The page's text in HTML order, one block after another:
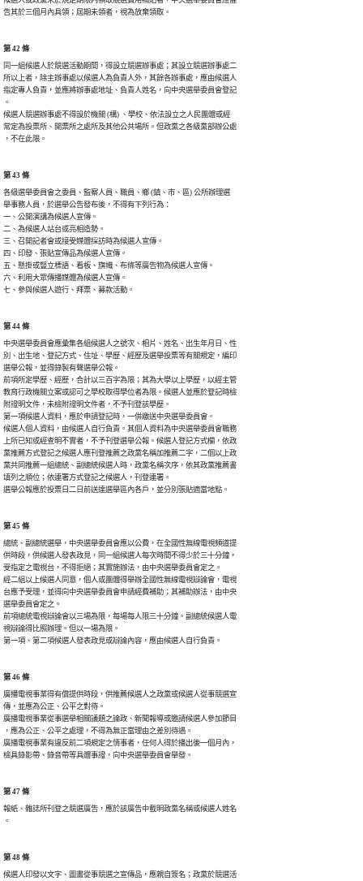
告其於三個月內具領；屆期未領者，視為放棄領取。
第 42 條
同一組候選人於競選活動期間，得設立競選辦事處；其設立競選辦事處二
所以上者，除主辦事處以候選人為負責人外，其餘各辦事處，應由候選人
指定專人負責，並應將辦事處地址、負責人姓名，向中央選舉委員會登記
。
候選人競選辦事處不得設於機關 (構) 、學校、依法設立之人民團體或經
常定為投票所、開票所之處所及其他公共場所。但政黨之各級黨部辦公處
，不在此限。
第 43 條
各級選舉委員會之委員、監察人員、職員、鄉 (鎮、市、區) 公所辦理選
舉事務人員，於選舉公告發布後，不得有下列行為：
一、公開演講為候選人宣傳。
二、為候選人站台或亮相造勢。
三、召開記者會或接受媒體採訪時為候選人宣傳。
四、印發、張貼宣傳品為候選人宣傳。
五、懸掛或豎立標語、看板、旗幟、布條等廣告物為候選人宣傳。
六、利用大眾傳播媒體為候選人宣傳。
七、參與候選人遊行、拜票、募款活動。
第 44 條
中央選舉委員會應彙集各組候選人之號次、相片、姓名、出生年月日、性
別、出生地、登記方式、住址、學歷、經歷及選舉投票等有關規定，編印
選舉公報，並得錄製有聲選舉公報。
前項所定學歷、經歷，合計以三百字為限；其為大學以上學歷，以經主管
教育行政機關立案或認可之學校取得學位者為限。候選人並應於登記時檢
附證明文件，未檢附證明文件者，不予刊登該學歷。
第一項候選人資料，應於申請登記時，一併繳送中央選舉委員會。
候選人個人資料，由候選人自行負責。其個人資料為中央選舉委員會職務
上所已知或經查明不實者，不予刊登選舉公報。候選人登記方式欄，依政
黨推薦方式登記之候選人應刊登推薦之政黨名稱加推薦二字，二個以上政
黨共同推薦一組總統、副總統候選人時，政黨名稱次序，依其政黨推薦書
填列之順位；依連署方式登記之候選人，刊登連署。
選舉公報應於投票日二日前送達選舉區內各戶，並分別張貼適當地點。
第 45 條
總統、副總統選舉，中央選舉委員會應以公費，在全國性無線電視頻道提
供時段，供候選人發表政見，同一組候選人每次時間不得少於三十分鐘，
受指定之電視台，不得拒絕；其實施辦法，由中央選舉委員會定之。
經二組以上候選人同意，個人或團體得舉辦全國性無線電視辯論會，電視
台應予受理，並得向中央選舉委員會申請經費補助；其補助辦法，由中央
選舉委員會定之。
前項總統電視辯論會以三場為限，每場每人限三十分鐘。副總統候選人電
視辯論得比照辦理。但以一場為限。
第一項、第二項候選人發表政見或辯論內容，應由候選人自行負責。
第 46 條
廣播電視事業得有償提供時段，供推薦候選人之政黨或候選人從事競選宣
傳，並應為公正、公平之對待。
廣播電視事業從事選舉相關議題之論政、新聞報導或邀請候選人參加節目
，應為公正、公平之處理，不得為無正當理由之差別待遇。
廣播電視事業有違反前二項規定之情事者，任何人得於播出後一個月內，
檢具錄影帶、錄音帶等具體事證，向中央選舉委員會舉發。
第 47 條
報紙、雜誌所刊登之競選廣告，應於該廣告中載明政黨名稱或候選人姓名
。
第 48 條
候選人印發以文字、圖畫從事競選之宣傳品，應親自簽名；政黨於競選活